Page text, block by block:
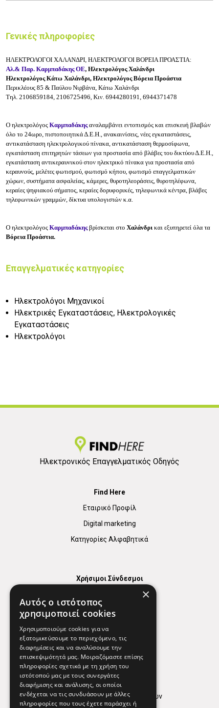
Γενικές πληροφορίες
ΗΛΕΚΤΡΟΛΟΓΟΙ ΧΑΛΑΝΔΡΙ, ΗΛΕΚΤΡΟΛΟΓΟΙ ΒΟΡΕΙΑ ΠΡΟΑΣΤΙΑ:
Αλ.& Παρ. Καρμπαδάκης ΟΕ, Hλεκτρολόγος Χαλάνδρι
Ηλεκτρολόγος Κάτω Χαλάνδρι, Ηλεκτρολόγος Βόρεια Προάστια
Περικλέους 85 & Παύλου Νιρβάνα, Κάτω Χαλάνδρι
Τηλ. 2106859184, 2106725496, Κιν. 6944280191, 6944371478
Ο ηλεκτρολόγος Καρμπαδάκηςαναλαμβάνει εντοπισμός και επισκευή βλαβών
όλο το 24ωρο, πιστοποιητικά Δ.Ε.Η., ανακαινίσεις, νέες εγκαταστάσεις,
αντικατάσταση ηλεκτρολογικού πίνακα, αντικατάσταση θερμοσίφωνα,
εγκατάσταση επιτηρητών τάσεων για προστασία από βλάβες του δικτύου Δ.Ε.Η.,
εγκατάσταση αντικεραυνικού στον ηλεκτρικό πίνακα για προστασία από
κεραυνούς, μελέτες φωτισμού, φωτισμό κήπου, φωτισμό επαγγελματικών
χώρων, συστήματα ασφαλείας, κάμερες, θυροτηλεοράσεις, θυροτηλέφωνα,
κεραίες ψηφιακού σήματος, κεραίες δορυφορικές, τηλεφωνικά κέντρα, βλάβες
τηλεφωνικών γραμμών, δίκτυα υπολογιστών κ.α.
Ο ηλεκτρολόγος Καρμπαδάκηςβρίσκεται στο Χαλάνδρι και εξυπηρετεί όλα τα
Βόρεια Προάστια.
Επαγγελματικές κατηγορίες
Ηλεκτρολόγοι Μηχανικοί
Ηλεκτρικές Εγκαταστάσεις, Ηλεκτρολογικές
Εγκαταστάσεις
Ηλεκτρολόγοι
Ηλεκτρονικός Επαγγελματικός Οδηγός
Find Here
Εταιρικό Προφίλ
Digital marketing
Κατηγορίες Αλφαβητικά
Χρήσιμοι Σύνδεσμοι
Χρήσιμα Τηλέφωνα
Εφημερεύοντα Φαρμακεία
Απόρρητο
Όροι Χρήσης
Πολιτική προστασίας δεδομένων
×
Αυτός ο ιστότοπος
χρησιμοποιεί cookies
Χρησιμοποιούμε cookies για να
εξατομικεύσουμε το περιεχόμενο, τις
διαφημίσεις και να αναλύσουμε την
επισκεψιμότητά μας. Μοιραζόμαστε επίσης
πληροφορίες σχετικά με τη χρήση του
ιστότοπού μας με τους συνεργάτες
διαφήμισης και ανάλυσης, οι οποίοι
ενδέχεται να τις συνδυάσουν με άλλες
πληροφορίες που τους έχετε παράσχει ή